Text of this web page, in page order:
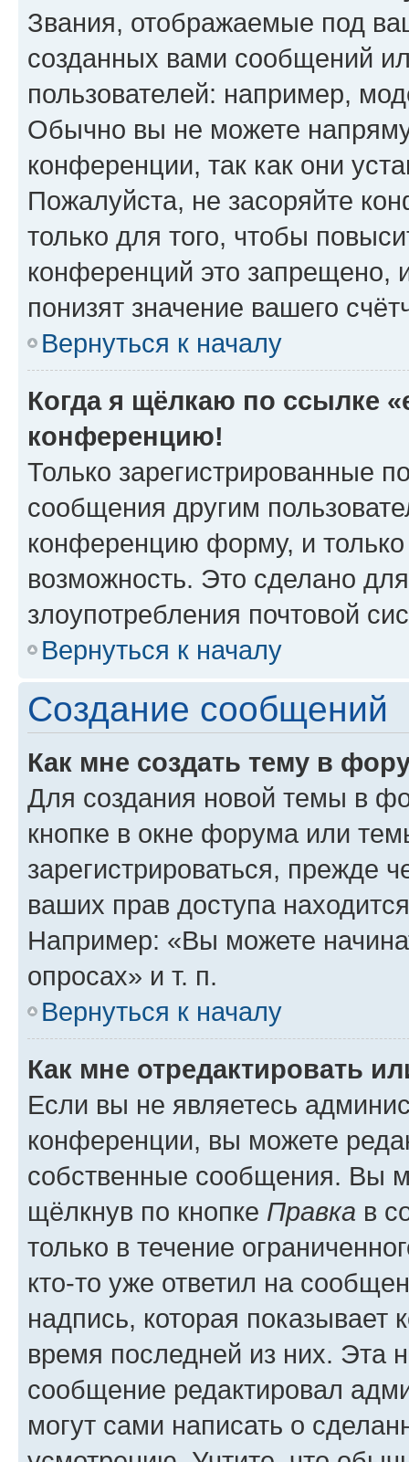
Звания, отображаемые под
созданных вами сообщений
пользователей: например,
Обычно вы не можете
конференции, так как они
Пожалуйста, не засоряйте
только для того, чтобы
конференций это запрещено,
понизят значение вашего
Вернуться к началу
Когда я щёлкаю по ссылке
конференцию!
Только зарегистрированные
сообщения другим
конференцию форму, и
возможность. Это сделано
злоупотребления почтовой
Вернуться к началу
Создание сообщений
Как мне создать тему в
Для создания новой темы в
кнопке в окне форума или
зарегистрироваться, прежде
ваших прав доступа
Например: «Вы можете
опросах» и т. п.
Вернуться к началу
Как мне отредактировать
Если вы не являетесь
конференции, вы можете
собственные сообщения. Вы
щёлкнув по кнопке Правка в
только в течение
кто-то уже ответил на
надпись, которая показывает
время последней из них. Эта
сообщение редактировал
могут сами написать о